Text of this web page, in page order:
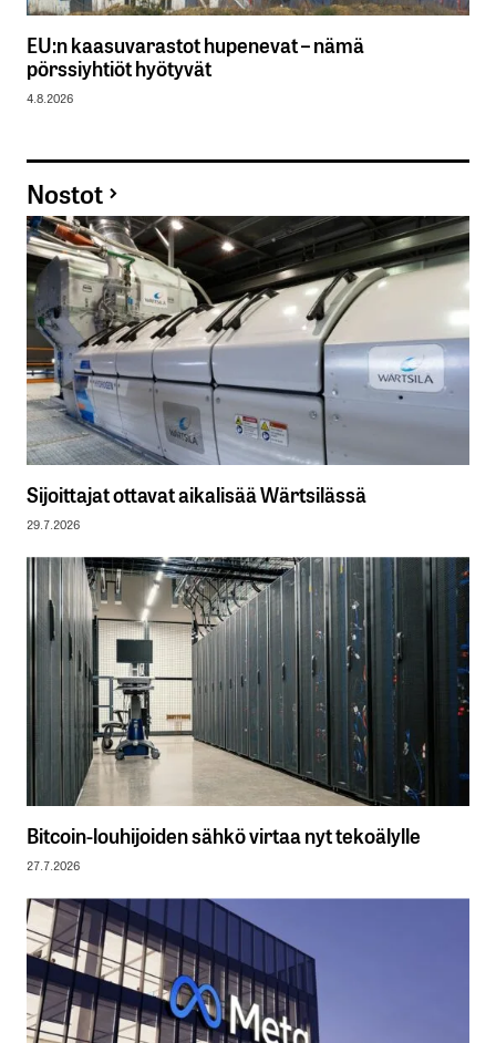
EU:n kaasuvarastot hupenevat – nämä
pörssiyhtiöt hyötyvät
4.8.2026
Nostot
Sijoittajat ottavat aikalisää Wärtsilässä
29.7.2026
Bitcoin-louhijoiden sähkö virtaa nyt tekoälylle
27.7.2026